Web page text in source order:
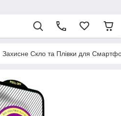
Захисне Скло та Плівки для